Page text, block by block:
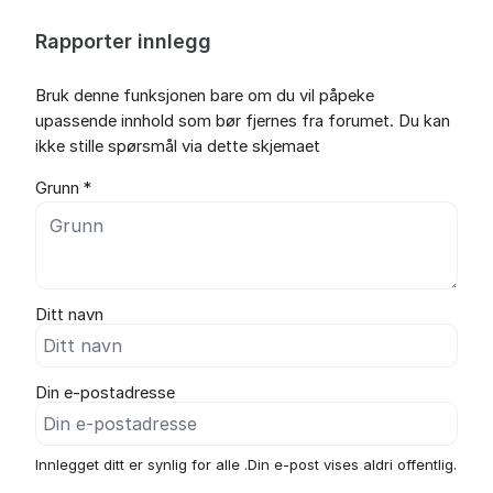
Rapporter innlegg
Bruk denne funksjonen bare om du vil påpeke
upassende innhold som bør fjernes fra forumet. Du kan
ikke stille spørsmål via dette skjemaet
Grunn *
Ditt navn
Din e-postadresse
Innlegget ditt er synlig for alle .Din e-post vises aldri offentlig.